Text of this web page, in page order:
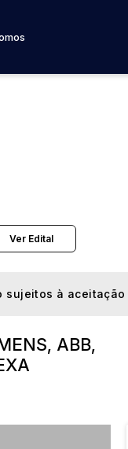
Ver Edital
sujeitos à aceitação
ABB,